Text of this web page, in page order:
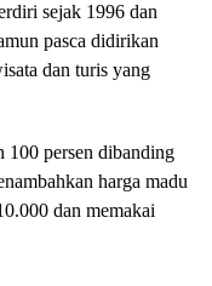
sejak 1996 dan
pasca didirikan
dan turis yang
100 persen dibanding
harga madu
dan memakai